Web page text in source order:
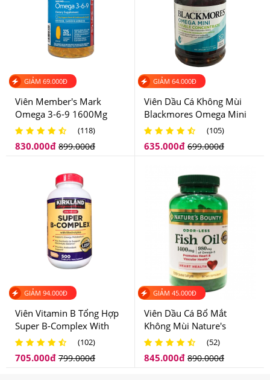
Vitamin D3 2000 IU Kirkland nâng cao sức đề kháng cho
4.Viên Uống Kirkland Signature Vitamin D3
2000 IU Cao Cấp Của Mỹ Nên Dùng Như Thế
Nào Để Hiệu Quả?
Cách sử dụng:Mỗi ngày 1 viên sau bữa ăn.
5.Viên Uống Kirkland Signature Vitamin D3
2000 IU Cao Cấp Của Mỹ Giá Bao Nhiêu, Nên
GIẢM 69.000Đ
Viên Member's Mark
Omega 3-6-9 1600Mg
325 Viên
(118)
830.000đ 899.000đ
GIẢM 64.000Đ
Viên Dầu Cá Không Mùi
Blackmores Omega Mini
Double Concentrate Của
(105)
635.000đ 699.000đ
GIẢM 94.000Đ
Viên Vitamin B Tổng Hợp
Super B-Complex With
Electrolytes Kirkland 500
Viên Của Mỹ
(102)
705.000đ 799.000đ
GIẢM 45.000Đ
Viên Dầu Cá Bổ Mắt
Không Mùi Nature's
Bounty Fish Oil 1400mg
130 Viên Của Mỹ
(52)
845.000đ 890.000đ